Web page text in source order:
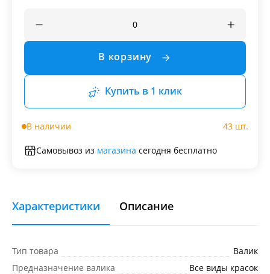
В корзину
Купить в 1 клик
В наличии 43 шт.
Самовывоз из магазина сегодня бесплатно
Характеристики Описание
Тип товара
Валик
Предназначение валика
Все виды красок